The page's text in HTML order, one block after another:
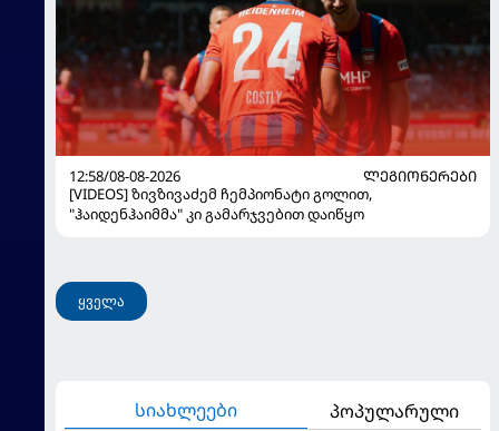
12:58/08-08-2026
ᲚᲔᲒᲘᲝᲜᲔᲠᲔᲑᲘ
[VIDEOS] ზივზივაძემ ჩემპიონატი გოლით,
"ჰაიდენჰაიმმა" კი გამარჯვებით დაიწყო
ყველა
სიახლეები პოპულარული